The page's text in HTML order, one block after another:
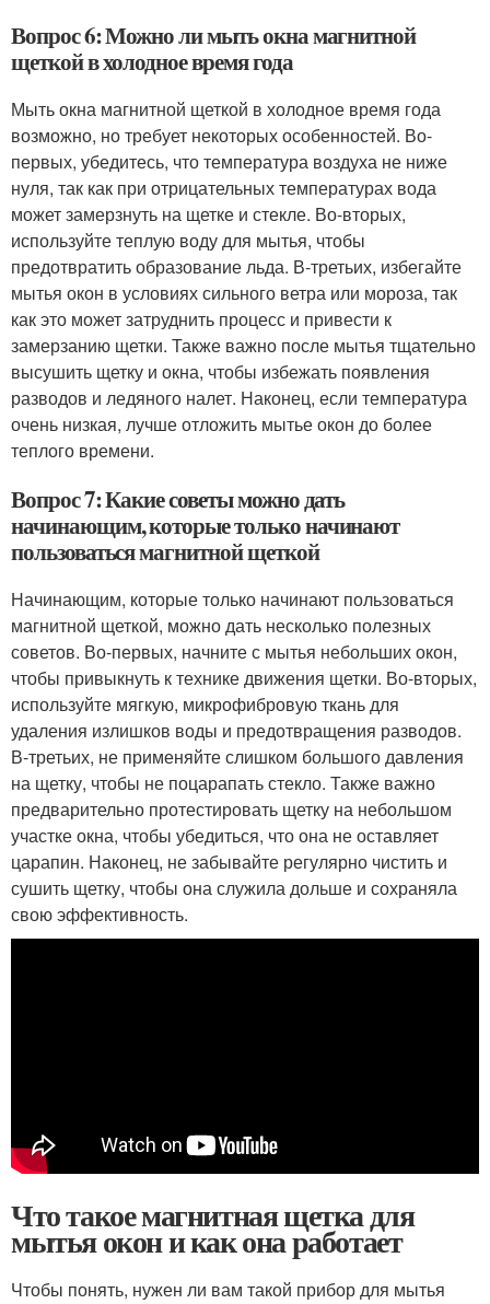
Вопрос 6: Можно ли мыть окна магнитной
щеткой в холодное время года
Мыть окна магнитной щеткой в холодное время года
возможно, но требует некоторых особенностей. Во-
первых, убедитесь, что температура воздуха не ниже
нуля, так как при отрицательных температурах вода
может замерзнуть на щетке и стекле. Во-вторых,
используйте теплую воду для мытья, чтобы
предотвратить образование льда. В-третьих, избегайте
мытья окон в условиях сильного ветра или мороза, так
как это может затруднить процесс и привести к
замерзанию щетки. Также важно после мытья тщательно
высушить щетку и окна, чтобы избежать появления
разводов и ледяного налет. Наконец, если температура
очень низкая, лучше отложить мытье окон до более
теплого времени.
Вопрос 7: Какие советы можно дать
начинающим, которые только начинают
пользоваться магнитной щеткой
Начинающим, которые только начинают пользоваться
магнитной щеткой, можно дать несколько полезных
советов. Во-первых, начните с мытья небольших окон,
чтобы привыкнуть к технике движения щетки. Во-вторых,
используйте мягкую, микрофибровую ткань для
удаления излишков воды и предотвращения разводов.
В-третьих, не применяйте слишком большого давления
на щетку, чтобы не поцарапать стекло. Также важно
предварительно протестировать щетку на небольшом
участке окна, чтобы убедиться, что она не оставляет
царапин. Наконец, не забывайте регулярно чистить и
сушить щетку, чтобы она служила дольше и сохраняла
свою эффективность.
Что такое магнитная щетка для
мытья окон и как она работает
Чтобы понять, нужен ли вам такой прибор для мытья